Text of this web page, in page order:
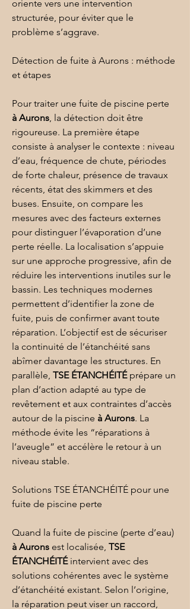
oriente vers une intervention
structurée, pour éviter que le
problème s’aggrave.
Détection de fuite à Aurons : méthode
et étapes
Pour traiter une fuite de piscine perte
à Aurons, la détection doit être
rigoureuse. La première étape
consiste à analyser le contexte : niveau
d’eau, fréquence de chute, périodes
de forte chaleur, présence de travaux
récents, état des skimmers et des
buses. Ensuite, on compare les
mesures avec des facteurs externes
pour distinguer l’évaporation d’une
perte réelle. La localisation s’appuie
sur une approche progressive, afin de
réduire les interventions inutiles sur le
bassin. Les techniques modernes
permettent d’identifier la zone de
fuite, puis de confirmer avant toute
réparation. L’objectif est de sécuriser
la continuité de l’étanchéité sans
abîmer davantage les structures. En
parallèle, TSE ÉTANCHÉITÉ prépare un
plan d’action adapté au type de
revêtement et aux contraintes d’accès
autour de la piscine à Aurons. La
méthode évite les “réparations à
l’aveugle” et accélère le retour à un
niveau stable.
Solutions TSE ÉTANCHÉITÉ pour une
fuite de piscine perte
Quand la fuite de piscine (perte d’eau)
à Aurons est localisée, TSE
ÉTANCHÉITÉ intervient avec des
solutions cohérentes avec le système
d’étanchéité existant. Selon l’origine,
la réparation peut viser un raccord,